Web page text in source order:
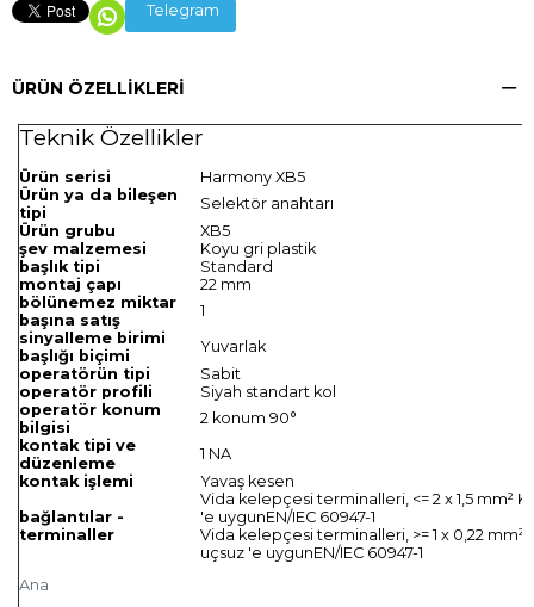
Telegram
ÜRÜN ÖZELLIKLERI
Teknik Özellikler
Ana
Ürün serisi
Harmony XB5
Ürün ya da bileşen
tipi
Selektör anahtarı
Ürün grubu
XB5
şev malzemesi
Koyu gri plastik
başlık tipi
Standard
montaj çapı
22 mm
bölünemez miktar
başına satış
1
sinyalleme birimi
başlığı biçimi
Yuvarlak
operatörün tipi
Sabit
operatör profili
Siyah standart kol
operatör konum
bilgisi
2 konum 90°
kontak tipi ve
düzenleme
1 NA
kontak işlemi
Yavaş kesen
bağlantılar -
terminaller
Vida kelepçesi terminalleri, <= 2 x 1,5 mm²
'e uygunEN/IEC 60947-1
Vida kelepçesi terminalleri, >= 1 x 0,22 mm²
uçsuz 'e uygunEN/IEC 60947-1